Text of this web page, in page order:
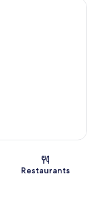
Restaurants